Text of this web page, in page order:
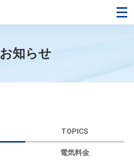
お知らせ
TOPICS
電気料金